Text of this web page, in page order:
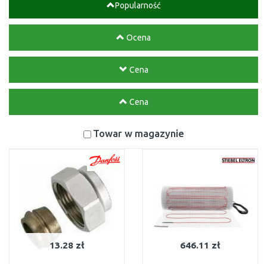
Popularność
Ocena
Cena
Cena
Towar w magazynie
13.28 zł 646.11 zł